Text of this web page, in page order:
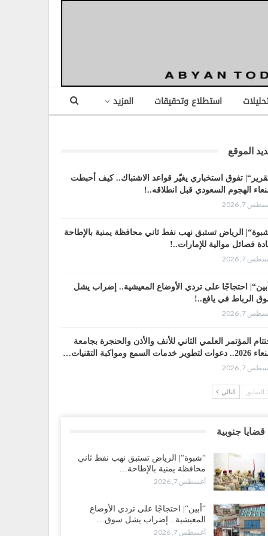
استطلاع وتحقيقات المزيد
الموقع
تفوق استخباري يغيّر قواعد الاشتباك.. كيف أحبطت
الهجوم السعودي قبل انطلاقه..!
7, 2026
الرياض تستبق نهب نفط ثاني محافظة يمنية بالإطاحة
فصائل موالية للإمارات..!
7, 2026
احتجاجًا على تردي الأوضاع المعيشية.. إضراب يشل
الرباط في يافع..!
7, 2026
المؤتمر العلمي الثاني للأنف والأذن والحنجرة بجامعة
خدمات السمع ومواكبة التقنيات…
7, 2026
عصيان مدني واسع ورفض للتجنيد السعودي
لإقالات واسعة وإعادة ترتيب المشهد العسكري..!
6, 2026
صنعاء تربك التحشيدات السعودية شرق اليمن.. خسائر
وانسحابات وفوضى تعصف بمعسكرات حضرموت
السابق التالي
قضايا جنوبية
“شبوة“| الرياض تستبق نهب نفط ثاني
محافظة يمنية بالإطاحة…
أغسطس 7, 2026
“أبين“| احتجاجًا على تردي الأوضاع
المعيشية.. إضراب يشل سوق…
أغسطس 7, 2026